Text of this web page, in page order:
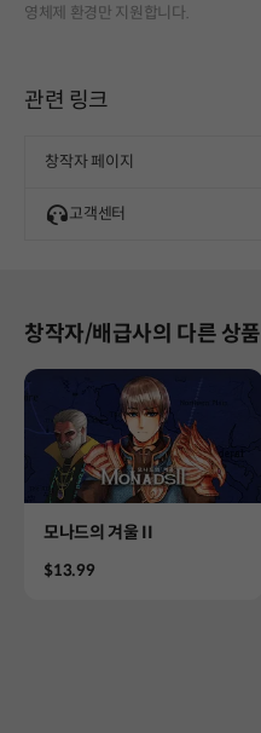
영체제 환경만 지원합니다.
관련 링크
창작자 페이지
고객센터
창작자/배급사의 다른 상품
Product
모나드의 겨울 II
Price
$13.99